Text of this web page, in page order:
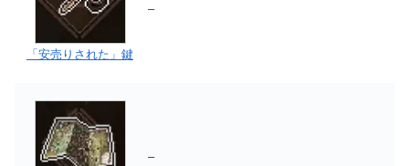
「安売りされた」鍵
–
–